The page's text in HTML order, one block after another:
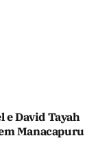
e David Tayah
Manacapuru